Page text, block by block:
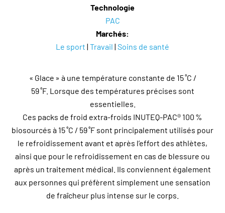
Technologie
PAC
Marchés:
Le sport | Travail | Soins de santé
« Glace » à une température constante de 15 ˚C /
59 ˚F. Lorsque des températures précises sont
essentielles.
Ces packs de froid extra-froids INUTEQ-PAC® 100 %
biosourcés à 15 ˚C / 59 ˚F sont principalement utilisés pour
le refroidissement avant et après l’effort des athlètes,
ainsi que pour le refroidissement en cas de blessure ou
après un traitement médical. Ils conviennent également
aux personnes qui préfèrent simplement une sensation
de fraîcheur plus intense sur le corps.